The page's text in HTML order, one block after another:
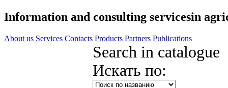
Information and consulting servicesin
About us Services Contacts Products Partners Publications
Search in catalogue
Искать по: